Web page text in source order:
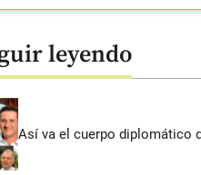
leyendo
Así va el cuerpo diplomático